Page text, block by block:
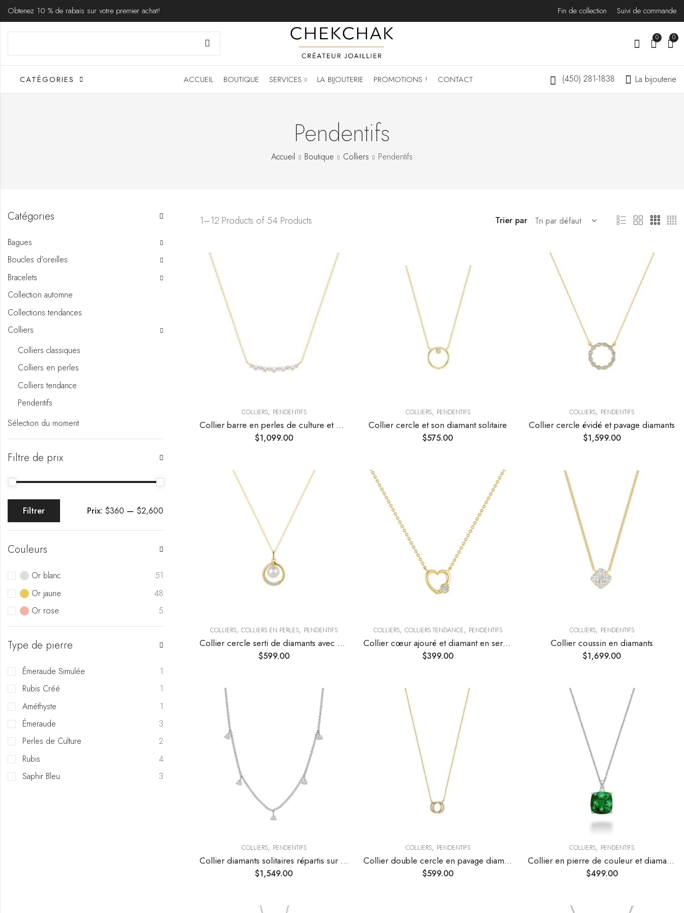
Obtenez 10 % de rabais sur votre premier achat! Fin de collection Suivi de commande
0 0
CATÉGORIES ACCUEIL BOUTIQUE SERVICES LA BIJOUTERIE PROMOTIONS ! CONTACT (450) 281-1838 La bijouterie
Pendentifs
Accueil Boutique Colliers Pendentifs
1–12 Products of 54 Products Trier par
COLLIERS, PENDENTIFS
Collier barre en perles de culture et diamants
$1,099.00
COLLIERS, PENDENTIFS
Collier cercle et son diamant solitaire
$575.00
COLLIERS, PENDENTIFS
Collier cercle évidé et pavage diamants
$1,599.00
COLLIERS,COLLIERS EN PERLES, PENDENTIFS
Collier cercle serti de diamants avec perle centrale
$599.00
COLLIERS, COLLIERS TENDANCE, PENDENTIFS
Collier cœur ajouré et diamant en serti clos
$399.00
COLLIERS, PENDENTIFS
Collier coussin en diamants
$1,699.00
COLLIERS, PENDENTIFS
Collier diamants solitaires répartis sur chaîne en or
$1,549.00
COLLIERS, PENDENTIFS
Collier double cercle en pavage diamants
$599.00
COLLIERS, PENDENTIFS
Collier en pierre de couleur et diamants
$499.00
Catégories
Bagues
Boucles d'oreilles
Bracelets
Collection automne
Collections tendances
Colliers
Colliers classiques
Colliers en perles
Colliers tendance
Pendentifs
Sélection du moment
Filtre de prix
Filtrer Prix: $360 — $2,600
Couleurs
Or blanc
51
Or jaune
48
Or rose
5
Type de pierre
Émeraude Simulée
1
Rubis Créé
1
Améthyste
1
Émeraude
3
Perles de Culture
2
Rubis
4
Saphir Bleu
3